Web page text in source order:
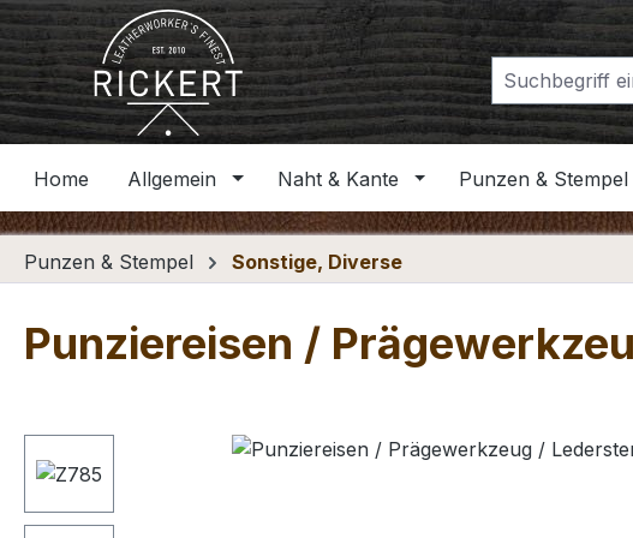
Hauptinhalt springen
Zur Suche springen
Zur Hauptnavigation springen
Home Allgemein Naht & Kante Punzen & Stempel
Punzen & Stempel Sonstige, Diverse
Punziereisen /
Bildergalerie überspringen